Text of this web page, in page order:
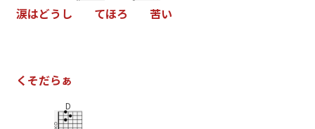
涙はどう し てほろ 苦い
く そだらぁ
D